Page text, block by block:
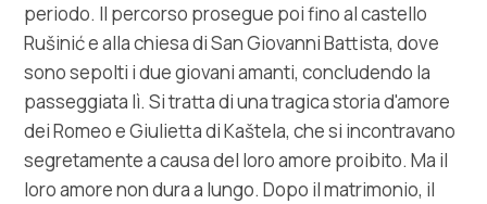
periodo. Il percorso prosegue poi fino al castello
Rušinić e alla chiesa di San Giovanni Battista, dove
sono sepolti i due giovani amanti, concludendo la
passeggiata lì. Si tratta di una tragica storia d'amore
dei Romeo e Giulietta di Kaštela, che si incontravano
segretamente a causa del loro amore proibito. Ma il
loro amore non dura a lungo. Dopo il matrimonio, il